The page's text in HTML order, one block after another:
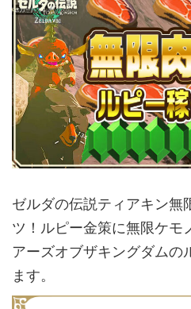
ゼルダの伝説ティアキン無
ツ！ルピー金策に無限ケモ
アーズオブザキングダムの
ます。